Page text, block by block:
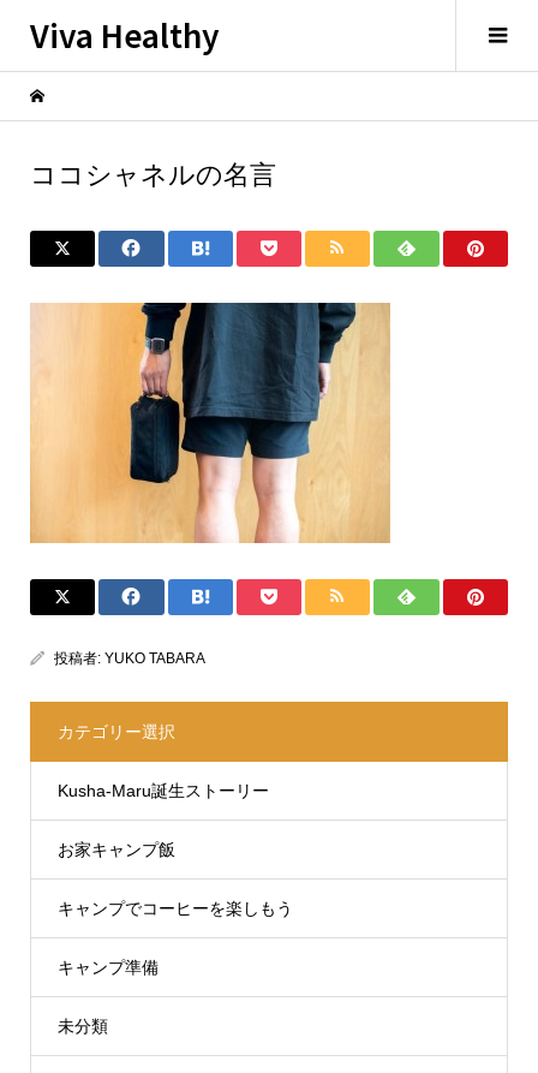
Viva Healthy
ココシャネルの名言
投稿者: YUKO TABARA
カテゴリー選択
Kusha-Maru誕生ストーリー
お家キャンプ飯
キャンプでコーヒーを楽しもう
キャンプ準備
未分類